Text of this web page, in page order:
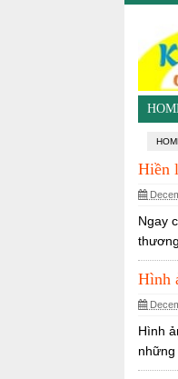
Hiền
Ngay
Hình
Hình
những